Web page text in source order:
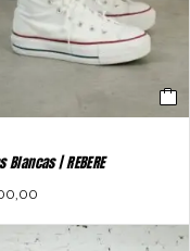
Blancas | REBERE